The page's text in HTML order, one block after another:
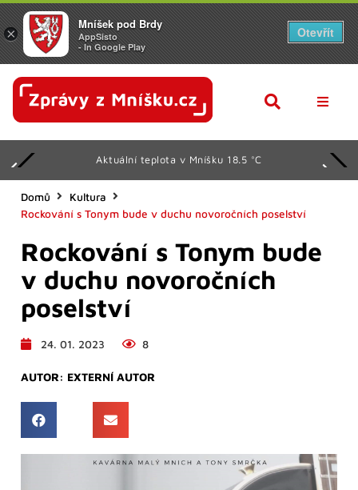
Z
Aktuální teplota v Mníšku 18.5 °C
Domů
Kultura
Rockování s Tonym bude v duchu novoročních poselství
Rockování s Tonym bude
v duchu novoročních
poselství
24. 01. 2023 8
AUTOR: EXTERNÍ AUTOR
×
Mníšek pod Brdy
AppSisto
- In Google Play
Otevřít